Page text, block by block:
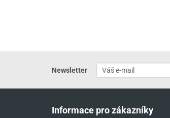
Newsletter
Informace pro zákazníky